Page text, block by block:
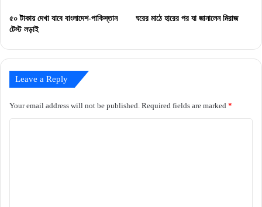
৫০ টাকায় দেখা যাবে বাংলাদেশ-পাকিস্তান
টেস্ট লড়াই
ঘরের মাঠে হারের পর যা জানালেন মিরাজ
Leave a Reply
Your email address will not be published. Required fields are marked *